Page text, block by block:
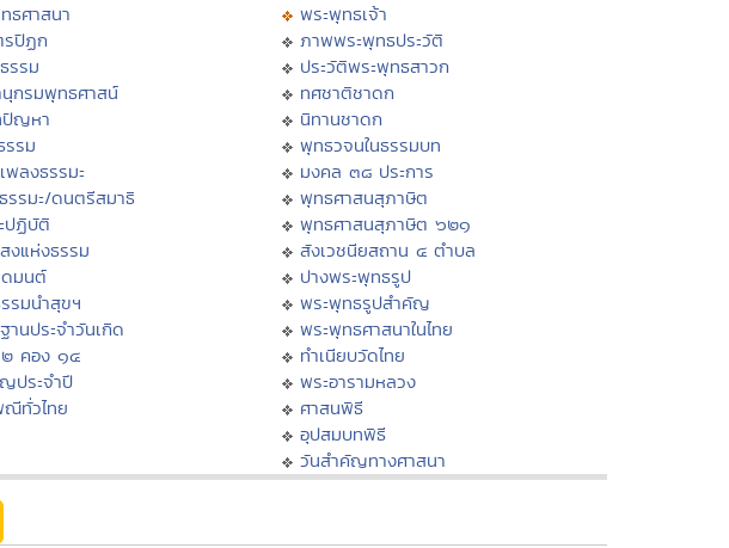
ธศาสนา
รปิฏก
รรม
กรมพุทธศาสน์
ญหา
รรม
พลงธรรมะ
รรมะ/ดนตรีสมาธิ
ปฏิบัติ
งแห่งธรรม
มนต์
รมนำสุขฯ
านประจำวันเกิด
คอง ๑๔
ประจำปี
ณีทั่วไทย
พระพุทธเจ้า
ภาพพระพุทธประวัติ
ประวัติพระพุทธสาวก
ทศชาติชาดก
นิทานชาดก
พุทธวจนในธรรมบท
มงคล ๓๘ ประการ
พุทธศาสนสุภาษิต
พุทธศาสนสุภาษิต ๖๒๑
สังเวชนียสถาน ๔ ตำบล
ปางพระพุทธรูป
พระพุทธรูปสำคัญ
พระพุทธศาสนาในไทย
ทำเนียบวัดไทย
พระอารามหลวง
ศาสนพิธี
อุปสมบทพิธี
วันสำคัญทางศาสนา